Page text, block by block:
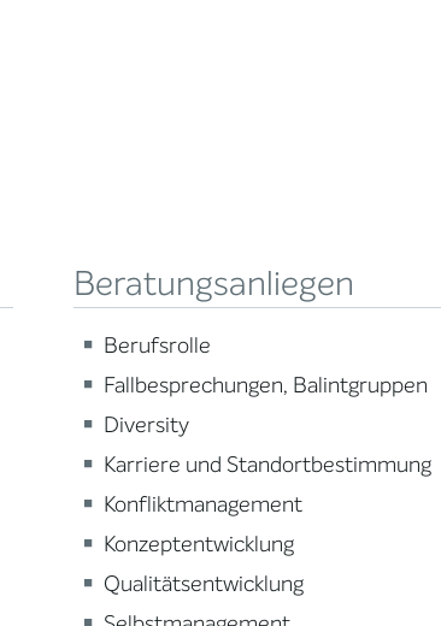
Beratungsanliegen
Berufsrolle
Fallbesprechungen, Balintgruppen
Diversity
Karriere und Standortbestimmung
Konfliktmanagement
Konzeptentwicklung
Qualitätsentwicklung